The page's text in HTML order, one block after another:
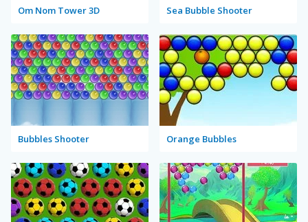
Om Nom Tower 3D Sea Bubble Shooter
Bubbles Shooter Orange Bubbles